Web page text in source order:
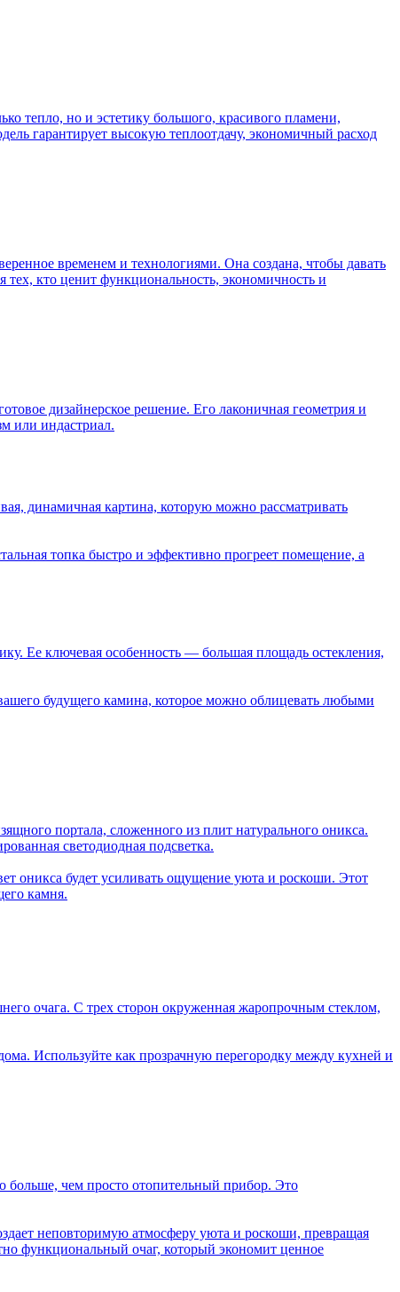
тепло, но и эстетику большого, красивого пламени,
гарантирует высокую теплоотдачу, экономичный расход
временем и технологиями. Она создана, чтобы давать
кто ценит функциональность, экономичность и
дизайнерское решение. Его лаконичная геометрия и
или индастриал.
динамичная картина, которую можно рассматривать
топка быстро и эффективно прогреет помещение, а
Ее ключевая особенность — большая площадь остекления,
будущего камина, которое можно облицевать любыми
портала, сложенного из плит натурального оникса.
светодиодная подсветка.
оникса будет усиливать ощущение уюта и роскоши. Этот
камня.
очага. С трех сторон окруженная жаропрочным стеклом,
Используйте как прозрачную перегородку между кухней и
чем просто отопительный прибор. Это
неповторимую атмосферу уюта и роскоши, превращая
функциональный очаг, который экономит ценное